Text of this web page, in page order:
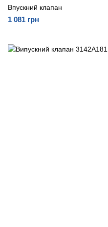
Впускний клапан
1 081 грн